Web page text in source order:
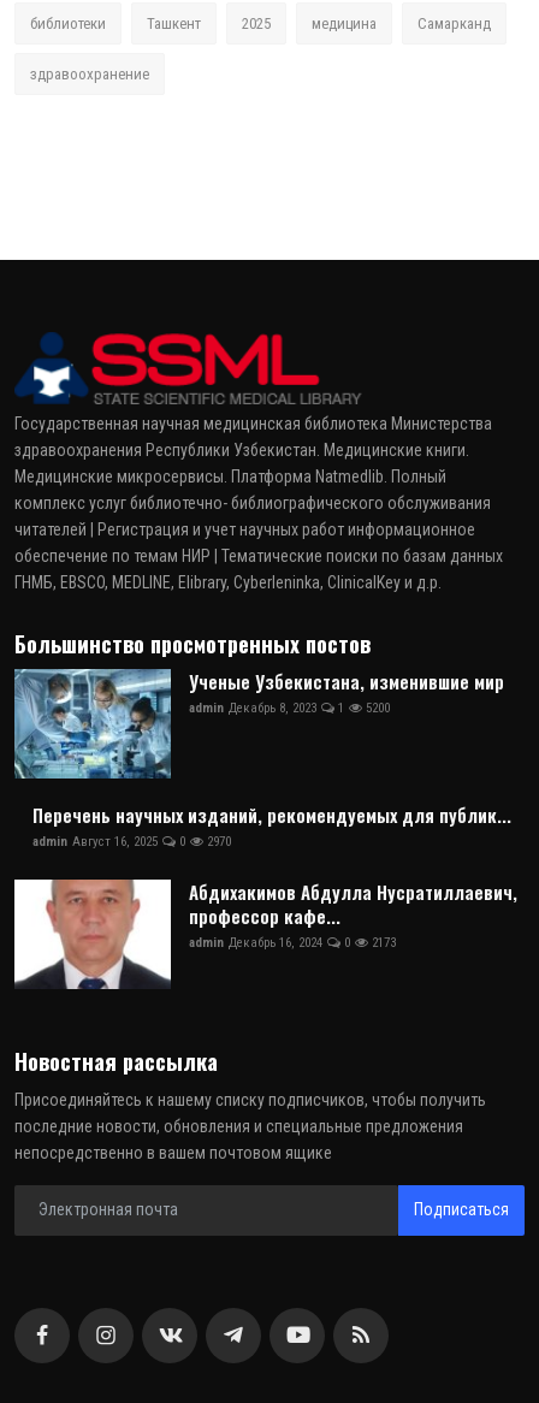
библиотеки Ташкент 2025 медицина Самарканд
здравоохранение
Государственная научная медицинская библиотека Министерства
здравоохранения Республики Узбекистан. Медицинские книги.
Медицинские микросервисы. Платформа Natmedlib. Полный
комплекс услуг библиотечно- библиографического обслуживания
читателей | Регистрация и учет научных работ информационное
обеспечение по темам НИР | Тематические поиски по базам данных
ГНМБ, EBSCO, MEDLINE, Elibrary, Cyberleninka, ClinicalKey и д.р.
Большинство просмотренных постов
Ученые Узбекистана, изменившие мир
admin Декабрь 8, 2023 1 5200
Перечень научных изданий, рекомендуемых для публик...
admin Август 16, 2025 0 2970
Абдихакимов Абдулла Нусратиллаевич,
профессор кафе...
admin Декабрь 16, 2024 0 2173
Новостная рассылка
Присоединяйтесь к нашему списку подписчиков, чтобы получить
последние новости, обновления и специальные предложения
непосредственно в вашем почтовом ящике
Подписаться